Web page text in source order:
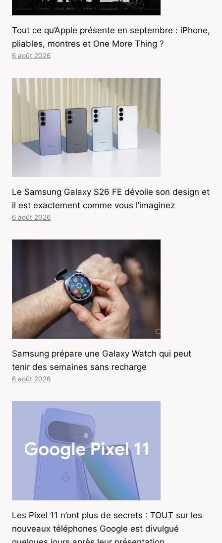
Tout ce qu’Apple présente en septembre : iPhone,
pliables, montres et One More Thing ?
6 août 2026
Le Samsung Galaxy S26 FE dévoile son design et
il est exactement comme vous l’imaginez
6 août 2026
Samsung prépare une Galaxy Watch qui peut
tenir des semaines sans recharge
6 août 2026
Les Pixel 11 n’ont plus de secrets : TOUT sur les
nouveaux téléphones Google est divulgué